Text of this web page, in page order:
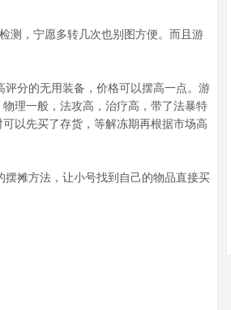
测，宁愿多转几次也别图方便。而且游
分的无用装备，价格可以摆高一点。游
理一般，法攻高，治疗高，带了法暴特
以先买了存货，等解冻期再根据市场高
摊方法，让小号找到自己的物品直接买